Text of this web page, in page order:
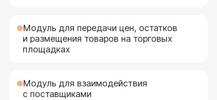
Модуль для передачи цен, остатков
и размещения товаров на торговых
площадках
Модуль для взаимодействия
с поставщиками